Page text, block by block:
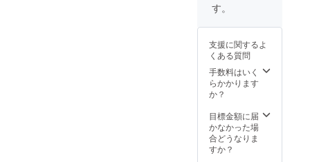
頂いた
生日、
記念
日、大
切な方
の誕生
もスケ
ジュー
ル管理
させて
す。
支援に関するよ
くある質問
手数料はいく
らかかります
か？
目標金額に届
かなかった場
合どうなりま
すか？